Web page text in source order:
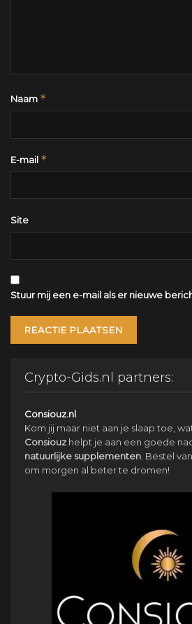
Naam *
E-mail *
Site
Stuur mij een e-mail als er nieuwe
Crypto-Gids.nl partners:
Consiouz.nl
Kom jij maar niet aan je slaap toe,
Consiouz helpt je aan een goede
natuurlijke supplementen . Bestel
om morgen al beter te dromen!